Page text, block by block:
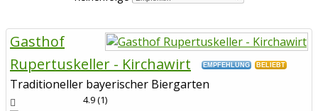
Gasthof
Rupertuskeller - Kirchawirt
EMPFEHLUNG BELIEBT
Traditioneller bayerischer Biergarten
4.9(1)